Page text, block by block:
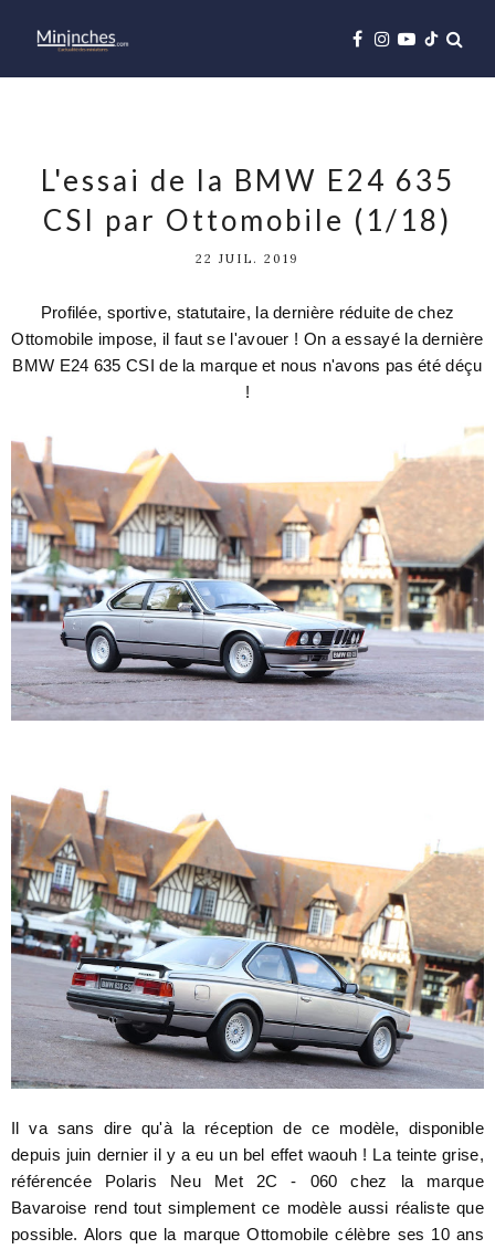
L'essai de la BMW E24 635
CSI par Ottomobile (1/18)
22 JUIL. 2019
Profilée, sportive, statutaire, la dernière réduite de chez
Ottomobile impose, il faut se l'avouer ! On a essayé la dernière
BMW E24 635 CSI de la marque et nous n'avons pas été déçu
!
Il va sans dire qu'à la réception de ce modèle, disponible
depuis juin dernier il y a eu un bel effet waouh ! La teinte grise,
référencée Polaris Neu Met 2C - 060 chez la marque
Bavaroise rend tout simplement ce modèle aussi réaliste que
possible. Alors que la marque Ottomobile célèbre ses 10 ans